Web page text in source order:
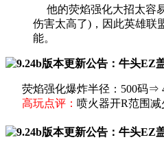
他的荧焰强化大招太容
伤害太高了)，因此英雄联
能。
荧焰强化爆炸半径：500码⇒
高玩点评： 喷火器开R范围减